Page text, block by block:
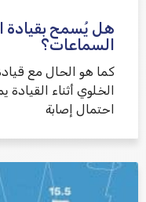
هل يُسمح بقيادة
السماعات؟
كما هو الحال مع
الخلوي أثناء
احتمال إصابة